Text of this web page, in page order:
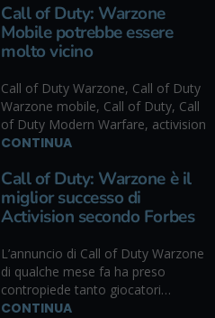
Call of Duty: Warzone
Mobile potrebbe essere
molto vicino
Call of Duty Warzone, Call of Duty
Warzone mobile, Call of Duty, Call
of Duty Modern Warfare, activision
CONTINUA
Call of Duty: Warzone è il
miglior successo di
Activision secondo Forbes
L’annuncio di Call of Duty Warzone
di qualche mese fa ha preso
contropiede tanto giocatori…
CONTINUA